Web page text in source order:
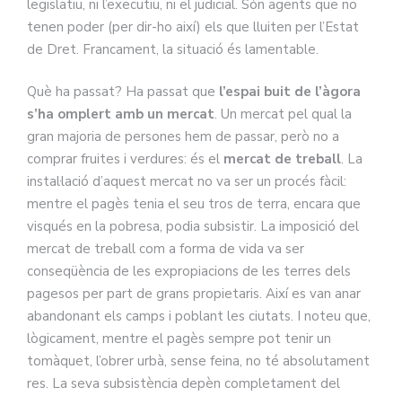
legislatiu, ni l’executiu, ni el judicial. Són agents que no
tenen poder (per dir-ho així) els que lluiten per l’Estat
de Dret. Francament, la situació és lamentable.
Què ha passat? Ha passat que l’espai buit de l’àgora
s’ha omplert amb un mercat. Un mercat pel qual la
gran majoria de persones hem de passar, però no a
comprar fruites i verdures: és el mercat de treball. La
instal·lació d’aquest mercat no va ser un procés fàcil:
mentre el pagès tenia el seu tros de terra, encara que
visqués en la pobresa, podia subsistir. La imposició del
mercat de treball com a forma de vida va ser
conseqüència de les expropiacions de les terres dels
pagesos per part de grans propietaris. Així es van anar
abandonant els camps i poblant les ciutats. I noteu que,
lògicament, mentre el pagès sempre pot tenir un
tomàquet, l’obrer urbà, sense feina, no té absolutament
res. La seva subsistència depèn completament del